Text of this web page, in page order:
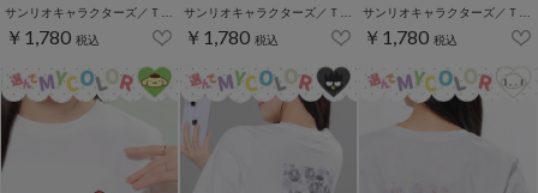
￥1,780 税込 ￥1,780 税込 ￥1,780 税込